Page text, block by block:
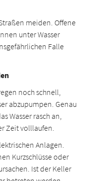
meiden. Offene
unter Wasser
Falle
noch schnell,
abzupumpen. Genau
Wasser rasch an,
Zeit volllaufen.
Anlagen.
Kurzschlüsse oder
Ist der Keller